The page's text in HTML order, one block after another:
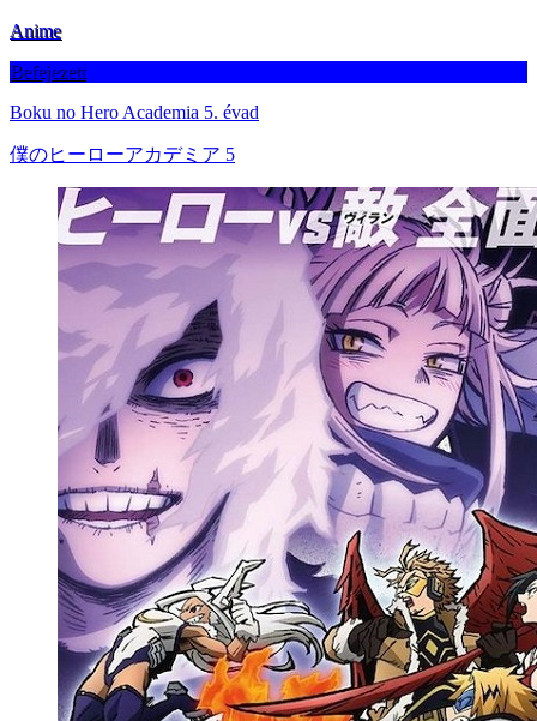
Anime
Befejezett
Boku no Hero Academia 5. évad
僕のヒーローアカデミア 5